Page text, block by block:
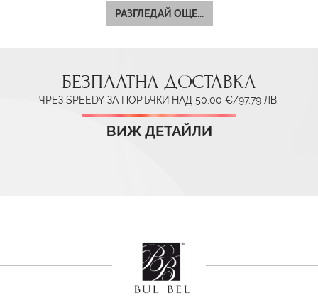
РАЗГЛЕДАЙ ОЩЕ...
БЕЗПЛАТНА ДОСТАВКА
ЧРЕЗ SPEEDY ЗА ПОРЪЧКИ НАД 50.00 €/97.79 ЛВ.
ВИЖ ДЕТАЙЛИ